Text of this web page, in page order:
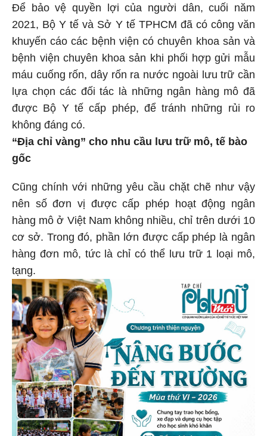
Để bảo vệ quyền lợi của người dân, cuối năm
2021, Bộ Y tế và Sở Y tế TPHCM đã có công văn
khuyến cáo các bệnh viện có chuyên khoa sản và
bệnh viện chuyên khoa sản khi phối hợp gửi mẫu
máu cuống rốn, dây rốn ra nước ngoài lưu trữ cần
lựa chọn các đối tác là những ngân hàng mô đã
được Bộ Y tế cấp phép, để tránh những rủi ro
không đáng có.
“Địa chỉ vàng” cho nhu cầu lưu trữ mô, tế bào
gốc
Cũng chính với những yêu cầu chặt chẽ như vậy
nên số đơn vị được cấp phép hoạt động ngân
hàng mô ở Việt Nam không nhiều, chỉ trên dưới 10
cơ sở. Trong đó, phần lớn được cấp phép là ngân
hàng đơn mô, tức là chỉ có thể lưu trữ 1 loại mô,
tạng.